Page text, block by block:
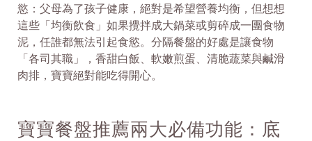
慾：父母為了孩子健康，絕對是希望營養均衡，但想想
這些「均衡飲食」如果攪拌成大鍋菜或剪碎成一團食物
泥，任誰都無法引起食慾。分隔餐盤的好處是讓食物
「各司其職」，香甜白飯、軟嫩煎蛋、清脆蔬菜與鹹滑
肉排，寶寶絕對能吃得開心。
寶寶餐盤推薦兩大必備功能：底